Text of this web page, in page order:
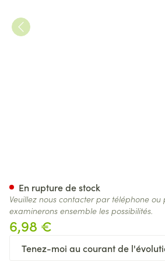
6,98 €
Tenez-moi au courant de
En rupture de stock
Veuillez nous contacter par téléphone
examinerons ensemble les possibilités.